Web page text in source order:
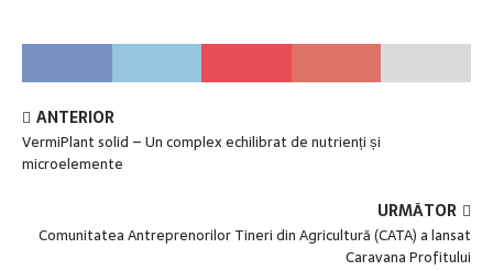
ANTERIOR
VermiPlant solid – Un complex echilibrat de nutrienți și
microelemente
URMĂTOR
Comunitatea Antreprenorilor Tineri din Agricultură (CATA) a lansat
Caravana Profitului